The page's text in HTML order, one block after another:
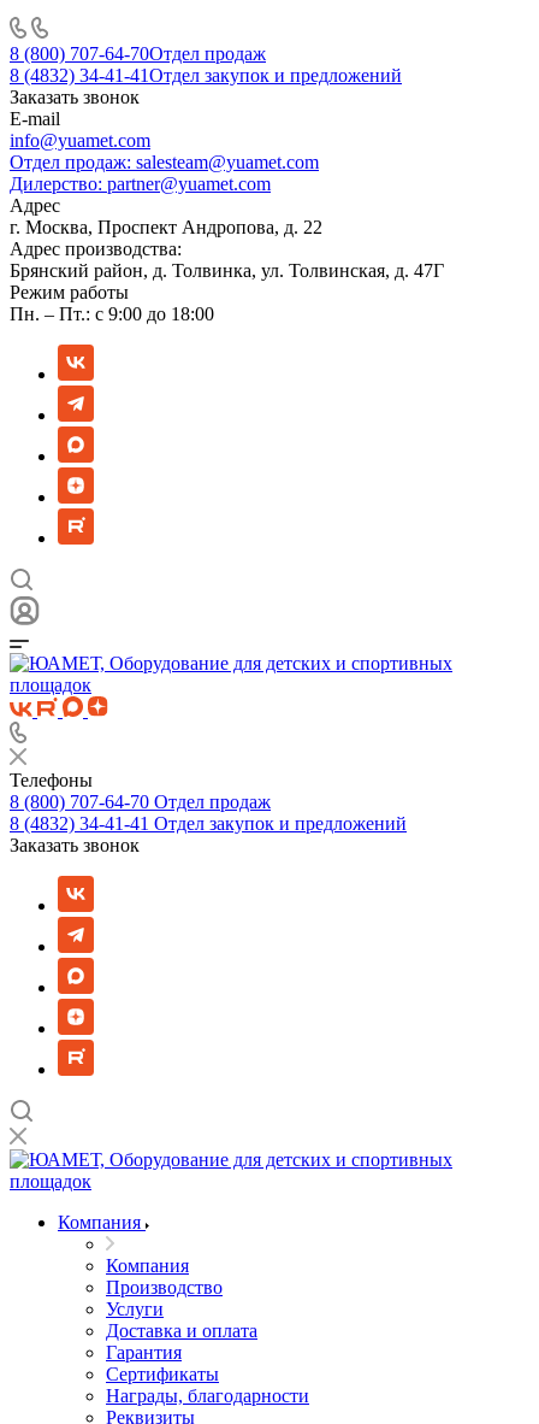
8 (800) 707-64-70Отдел продаж
8 (4832) 34-41-41Отдел закупок и предложений
Заказать звонок
E-mail
info@yuamet.com
Отдел продаж: salesteam@yuamet.com
Дилерство: partner@yuamet.com
Адрес
г. Москва, Проспект Андропова, д. 22
Адрес производства:
Брянский район, д. Толвинка, ул. Толвинская, д. 47Г
Режим работы
Пн. – Пт.: с 9:00 до 18:00
Телефоны
8 (800) 707-64-70 Отдел продаж
8 (4832) 34-41-41 Отдел закупок и предложений
Заказать звонок
Компания
Компания
Производство
Услуги
Доставка и оплата
Гарантия
Сертификаты
Награды, благодарности
Реквизиты